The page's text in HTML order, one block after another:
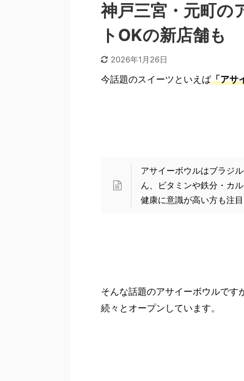
神戸三宮・元町の
トOKの新店舗も
2026年1月26日
今話題のスイーツといえば「アサ
アサイーボウルはブラジ
ん、ビタミンや鉄分・カ
健康に意識が高い方も注目
そんな話題のアサイーボウルで
続々とオープンしています。